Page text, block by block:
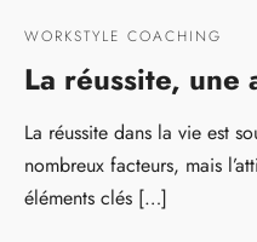
WORKSTYLE COACHING
La réussite,
La réussite dans la vie est
nombreux facteurs, mais
éléments clés […]